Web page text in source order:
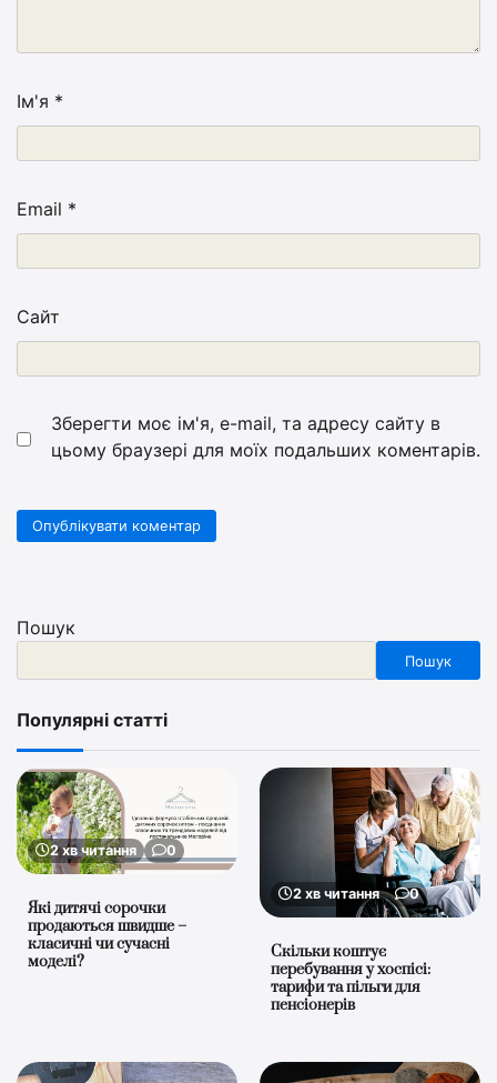
Ім'я *
Email *
Сайт
Зберегти моє ім'я, e-mail, та адресу сайту в
цьому браузері для моїх подальших коментарів.
Пошук
Пошук
Популярні статті
2 хв читання 0
Які дитячі сорочки
продаються швидше –
класичні чи сучасні
моделі?
2 хв читання 0
Скільки коштує
перебування у хоспісі:
тарифи та пільги для
пенсіонерів